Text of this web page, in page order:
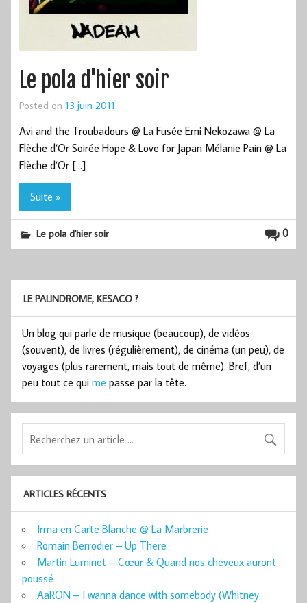
Le pola d'hier soir
Posted on 13 juin 2011
Avi and the Troubadours @ La Fusée Emi Nekozawa @ La
Flèche d’Or Soirée Hope & Love for Japan Mélanie Pain @ La
Flèche d’Or […]
Suite »
0
Le pola d'hier soir
LE PALINDROME, KESACO ?
Un blog qui parle de musique (beaucoup), de vidéos
(souvent), de livres (régulièrement), de cinéma (un peu), de
voyages (plus rarement, mais tout de même). Bref, d’un
peu tout ce qui me passe par la tête.
ARTICLES RÉCENTS
Irma en Carte Blanche @ La Marbrerie
Romain Berrodier – Up There
Martin Luminet – Cœur & Quand nos cheveux auront
poussé
AaRON – I wanna dance with somebody (Whitney